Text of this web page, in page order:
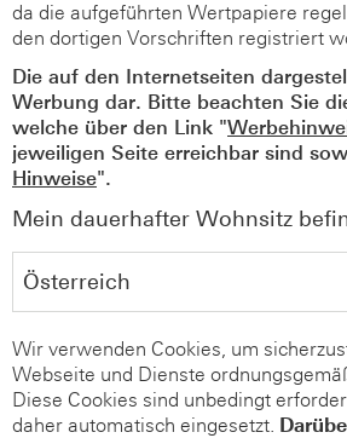
da die aufgeführten Wertpapiere
den dortigen Vorschriften registriert
Die auf den Internetseiten
Werbung dar. Bitte beachten Sie
welche über den Link "
jeweiligen Seite erreichbar sind
Hinweise".
Mein dauerhafter Wohnsitz
Wir verwenden Cookies, um
Webseite und Dienste
Diese Cookies sind unbedingt
daher automatisch eingesetzt.